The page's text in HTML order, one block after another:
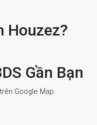
Houzez?
Gần Bạn
Google Map.